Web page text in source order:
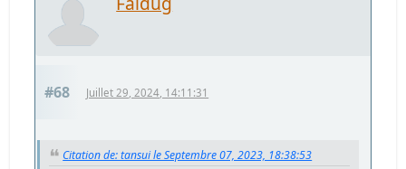
#68 Juillet 29, 2024, 14:11:31
Citation de: tansui le Septembre 07, 2023, 18:38:53